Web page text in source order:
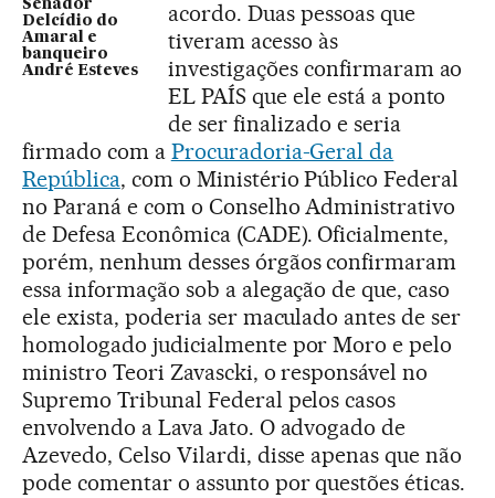
Senador
Delcídio do
Amaral e
banqueiro
André Esteves
acordo. Duas pessoas que
tiveram acesso às
investigações confirmaram ao
EL PAÍS que ele está a ponto
de ser finalizado e seria
firmado com a Procuradoria-Geral da
República, com o Ministério Público Federal
no Paraná e com o Conselho Administrativo
de Defesa Econômica (CADE). Oficialmente,
porém, nenhum desses órgãos confirmaram
essa informação sob a alegação de que, caso
ele exista, poderia ser maculado antes de ser
homologado judicialmente por Moro e pelo
ministro Teori Zavascki, o responsável no
Supremo Tribunal Federal pelos casos
envolvendo a Lava Jato. O advogado de
Azevedo, Celso Vilardi, disse apenas que não
pode comentar o assunto por questões éticas.